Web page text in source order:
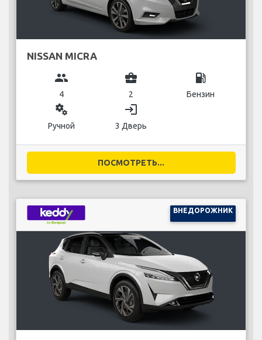
NISSAN MICRA
group
4
business_center
2
local_gas_station
Бензин
miscellaneous_services
Ручной
login
3 Дверь
ПОСМОТРЕТЬ...
ВНЕДОРОЖНИК